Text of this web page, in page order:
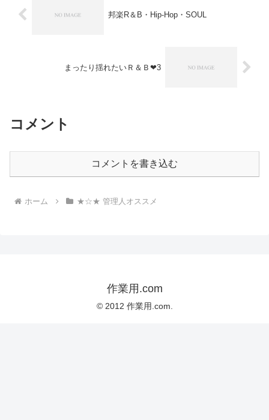
邦楽R＆B・Hip-Hop・SOUL
まったり揺れたいＲ＆Ｂ❤3
コメント
コメントを書き込む
ホーム ★☆★ 管理人オススメ
作業用.com
© 2012 作業用.com.